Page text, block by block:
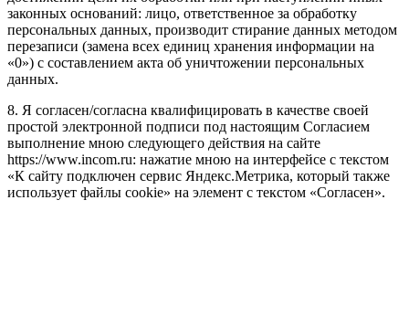
законных оснований: лицо, ответственное за обработку
персональных данных, производит стирание данных методом
перезаписи (замена всех единиц хранения информации на
«0») с составлением акта об уничтожении персональных
данных.
8. Я согласен/согласна квалифицировать в качестве своей
простой электронной подписи под настоящим Согласием
выполнение мною следующего действия на сайте
https://www.incom.ru: нажатие мною на интерфейсе с текстом
«К сайту подключен сервис Яндекс.Метрика, который также
использует файлы cookie» на элемент с текстом «Согласен».